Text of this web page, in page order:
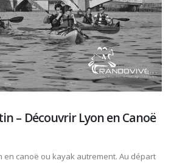
– Découvrir Lyon en Canoë
en canoë ou kayak autrement. Au départ